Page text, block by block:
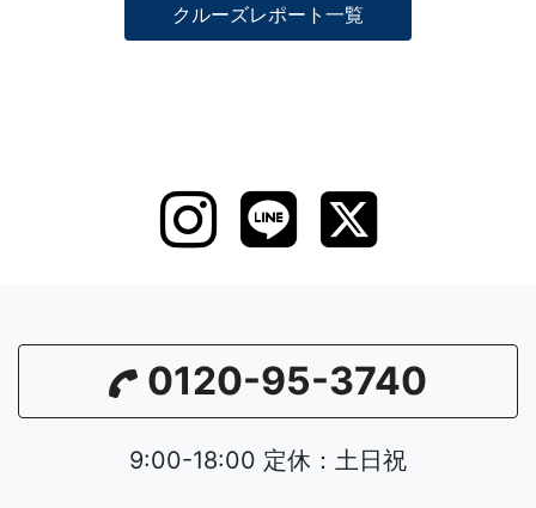
クルーズレポート一覧
0120-95-3740
9:00-18:00 定休：土日祝